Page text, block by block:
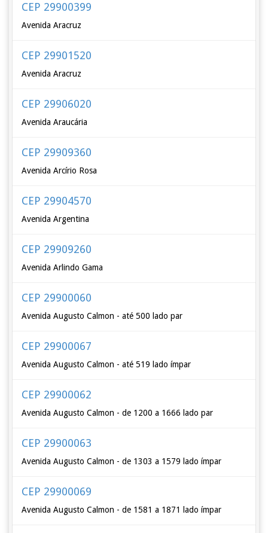
CEP 29900399
Avenida Aracruz
CEP 29901520
Avenida Aracruz
CEP 29906020
Avenida Araucária
CEP 29909360
Avenida Arcírio Rosa
CEP 29904570
Avenida Argentina
CEP 29909260
Avenida Arlindo Gama
CEP 29900060
Avenida Augusto Calmon - até 500 lado par
CEP 29900067
Avenida Augusto Calmon - até 519 lado ímpar
CEP 29900062
Avenida Augusto Calmon - de 1200 a 1666 lado par
CEP 29900063
Avenida Augusto Calmon - de 1303 a 1579 lado ímpar
CEP 29900069
Avenida Augusto Calmon - de 1581 a 1871 lado ímpar